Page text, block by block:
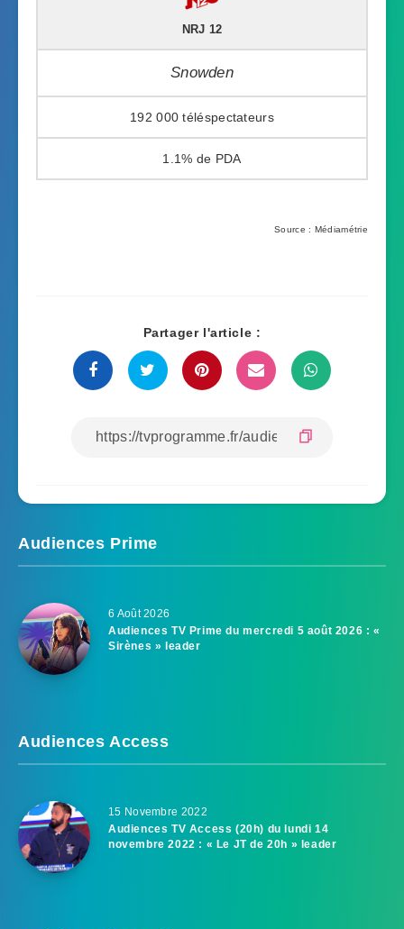
NRJ 12
Snowden
192 000
1.1%
Source : Médiamétrie
Partager l'article :
Audiences Prime
6 Août 2026
Audiences TV Prime du mercredi 5 août 2026 : «
Sirènes » leader
Audiences Access
15 Novembre 2022
Audiences TV Access (20h) du lundi 14
novembre 2022 : « Le JT de 20h » leader